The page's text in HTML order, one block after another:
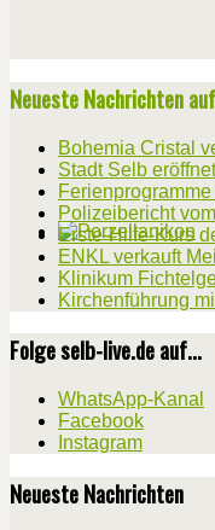
Neueste Nachrichten
Bohemia Cristal
Stadt Selb
Polizeibericht
Erste-Hilfe-Kurs
ENKL verkauft
Klinikum
Kirchenführung
Folge selb-live.de auf...
WhatsApp-Kanal
Facebook
Instagram
Neueste Nachrichten